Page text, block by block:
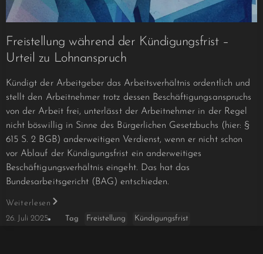
Freistellung während der Kündigungsfrist –
Urteil zu Lohnanspruch
Kündigt der Arbeitgeber das Arbeitsverhältnis ordentlich und
stellt den Arbeitnehmer trotz dessen Beschäftigungsanspruchs
von der Arbeit frei, unterlässt der Arbeitnehmer in der Regel
nicht böswillig in Sinne des Bürgerlichen Gesetzbuchs (hier: §
615 S. 2 BGB) anderweitigen Verdienst, wenn er nicht schon
vor Ablauf der Kündigungsfrist ein anderweitiges
Beschäftigungsverhältnis eingeht. Das hat das
Bundesarbeitsgericht (BAG) entschieden.
Weiterlesen
26. Juli 2025
Tag Freistellung Kündigungsfrist